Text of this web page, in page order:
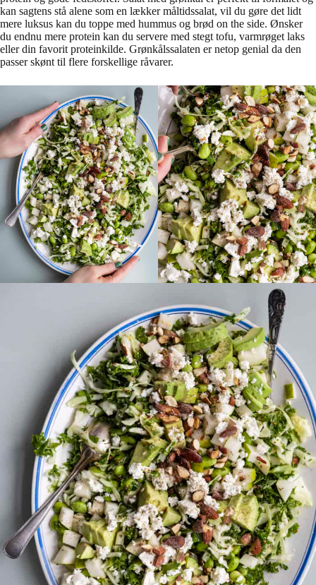
kan sagtens stå alene som en lækker måltidssalat, vil du gøre det lidt
mere luksus kan du toppe med hummus og brød on the side. Ønsker
du endnu mere protein kan du servere med stegt tofu, varmrøget laks
eller din favorit proteinkilde. Grønkålssalaten er netop genial da den
passer skønt til flere forskellige råvarer.